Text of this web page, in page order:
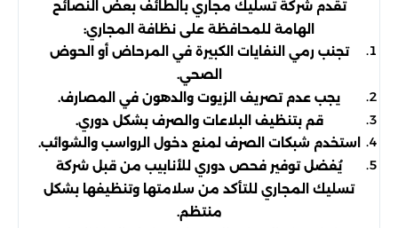
تقدم شركة تسليك مجاري بالطائف بعض النصائح
الهامة للمحافظة على نظافة المجاري:
تجنب رمي النفايات الكبيرة في المرحاض أو الحوض
الصحي.
يجب عدم تصريف الزيوت والدهون في المصارف.
قم بتنظيف البلاعات والصرف بشكل دوري.
استخدم شبكات الصرف لمنع دخول الرواسب والشوائب.
يُفضل توفير فحص دوري للأنابيب من قبل شركة
تسليك المجاري للتأكد من سلامتها وتنظيفها بشكل
منتظم.